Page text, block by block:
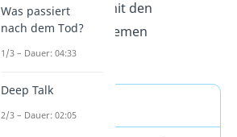
Magazin, das sich mit den
metaphysischen Themen
beschäftigte.
Was passiert
nach dem Tod?
1/3 – Dauer: 04:33
Deep Talk
2/3 – Dauer: 02:05